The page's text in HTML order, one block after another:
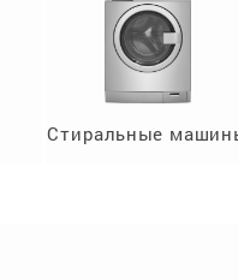
Стиральные